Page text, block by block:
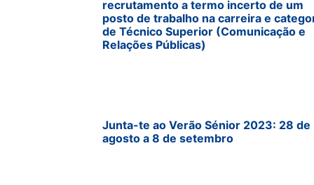
recrutamento a termo incerto de um
posto de trabalho na carreira e
de Técnico Superior (Comunicação e
Relações Públicas)
Junta-te ao Verão Sénior 2023: 28 de
agosto a 8 de setembro